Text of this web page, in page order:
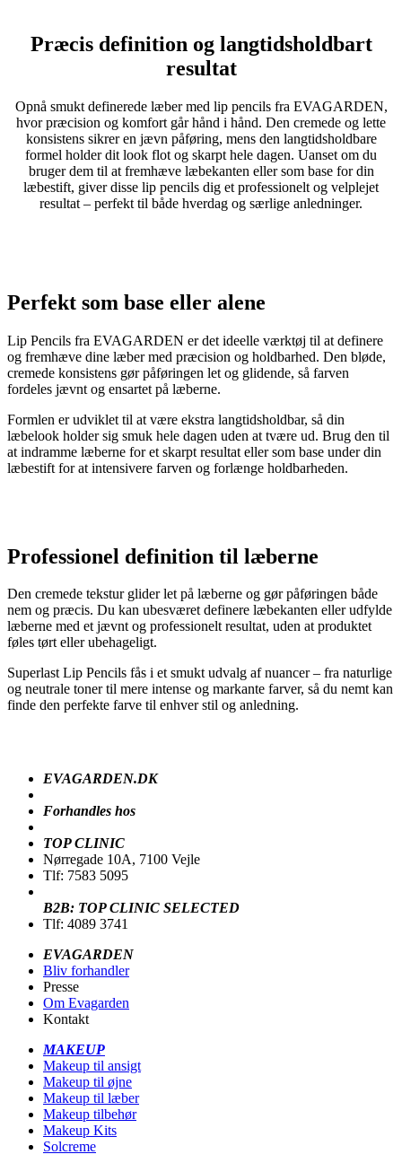
Præcis definition og langtidsholdbart
resultat
Opnå smukt definerede læber med lip pencils fra EVAGARDEN,
hvor præcision og komfort går hånd i hånd. Den cremede og lette
konsistens sikrer en jævn påføring, mens den langtidsholdbare
formel holder dit look flot og skarpt hele dagen. Uanset om du
bruger dem til at fremhæve læbekanten eller som base for din
læbestift, giver disse lip pencils dig et professionelt og velplejet
resultat – perfekt til både hverdag og særlige anledninger.
Perfekt som base eller alene
Lip Pencils fra EVAGARDEN er det ideelle værktøj til at definere
og fremhæve dine læber med præcision og holdbarhed. Den bløde,
cremede konsistens gør påføringen let og glidende, så farven
fordeles jævnt og ensartet på læberne.
Formlen er udviklet til at være ekstra langtidsholdbar, så din
læbelook holder sig smuk hele dagen uden at tvære ud. Brug den til
at indramme læberne for et skarpt resultat eller som base under din
læbestift for at intensivere farven og forlænge holdbarheden.
Professionel definition til læberne
Den cremede tekstur glider let på læberne og gør påføringen både
nem og præcis. Du kan ubesværet definere læbekanten eller udfylde
læberne med et jævnt og professionelt resultat, uden at produktet
føles tørt eller ubehageligt.
Superlast Lip Pencils fås i et smukt udvalg af nuancer – fra naturlige
og neutrale toner til mere intense og markante farver, så du nemt kan
finde den perfekte farve til enhver stil og anledning.
EVAGARDEN.DK
Forhandles hos
TOP CLINIC
Nørregade 10A, 7100 Vejle
Tlf: 7583 5095
B2B: TOP CLINIC SELECTED
Tlf: 4089 3741
EVAGARDEN
Bliv forhandler
Presse
Om Evagarden
Kontakt
MAKEUP
Makeup til ansigt
Makeup til øjne
Makeup til læber
Makeup tilbehør
Makeup Kits
Solcreme